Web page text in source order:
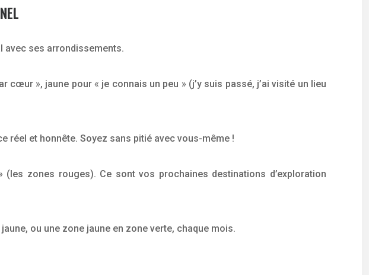
avec ses arrondissements.
», jaune pour « je connais un peu » (j’y suis passé, j’ai visité un lieu
réel et honnête. Soyez sans pitié avec vous-même !
zones rouges). Ce sont vos prochaines destinations d’exploration
ou une zone jaune en zone verte, chaque mois.